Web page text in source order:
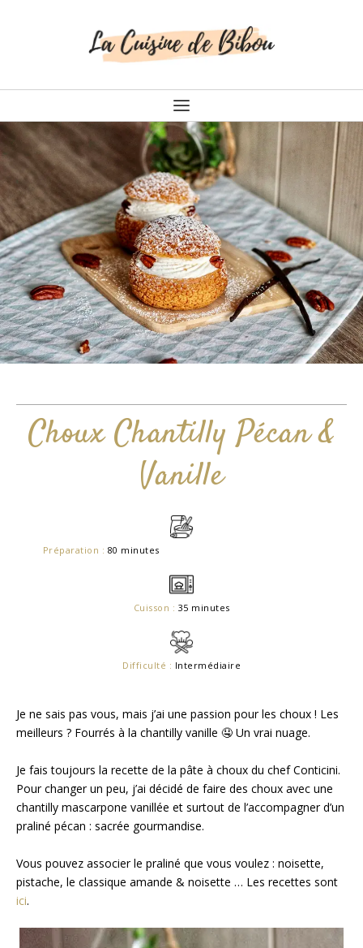
Choux Chantilly Pécan &
Vanille
Préparation : 80 minutes
Cuisson : 35 minutes
Difficulté : Intermédiaire
Je ne sais pas vous, mais j’ai une passion pour les choux ! Les
meilleurs ? Fourrés à la chantilly vanille 🤤⁣ Un vrai nuage.
Je fais toujours la recette de la pâte à choux du chef Conticini.
Pour changer un peu, j’ai décidé de faire des choux avec une
chantilly mascarpone vanillée et surtout de l’accompagner d’un
praliné pécan : sacrée gourmandise.
Vous pouvez associer le praliné que vous voulez : noisette,
pistache, le classique amande & noisette … Les recettes sont
ici.